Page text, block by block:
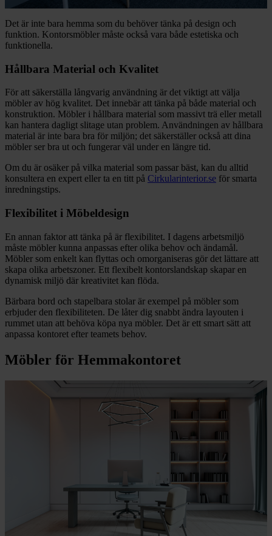
Det är inte bara hemma som du behöver tänka på design och
funktion. Kontorsmöbler måste också vara både estetiska och
funktionella.
Hållbara Material och Kvalitet
För att säkerställa långvarig användning är det viktigt att välja
möbler av hög kvalitet. Det innebär att tänka på både material och
konstruktion. Möbler i hållbara material som massivt trä eller metall
kan hantera dagligt slitage utan problem. Användningen av hållbara
material är inte bara bra för miljön; det säkerställer också att dina
möbler ser bra ut och fungerar väl under en längre tid.
Om du är osäker på vilka material som passar bäst, kan du alltid
konsultera en expert eller ta en titt på Cirkularinterior.se för smarta
inredningstips.
Flexibilitet i Möbeldesign
En annan faktor att tänka på är flexibilitet. I dagens arbetsmiljö
måste möbler kunna anpassas efter olika behov och ändamål.
Möbler som enkelt kan flyttas och omorganiseras gör det lättare att
skapa olika arbetszoner. Ett flexibelt kontorslandskap skapar en
dynamisk miljö där kreativitet kan flöda.
Bärbara bord och stapelbara stolar är exempel på möbler som
erbjuder den flexibiliteten. De låter dig snabbt ändra layouten i
rummet utan att behöva köpa nya möbler. Det är ett smart sätt att
anpassa kontoret efter teamets behov.
Möbler för Hemmakontoret